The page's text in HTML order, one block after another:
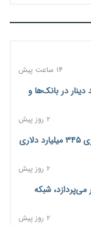
۱۴ ساعت پیش
دینار در بانک‌ها و
۲ روز پیش
جنگ کریدورها وارد فاز جدید شد؛ سرمایه‌گذاری ۳۴۵ میلیارد دلاری
۲ روز پیش
می‌پردازد، شبکه
۲ روز پیش